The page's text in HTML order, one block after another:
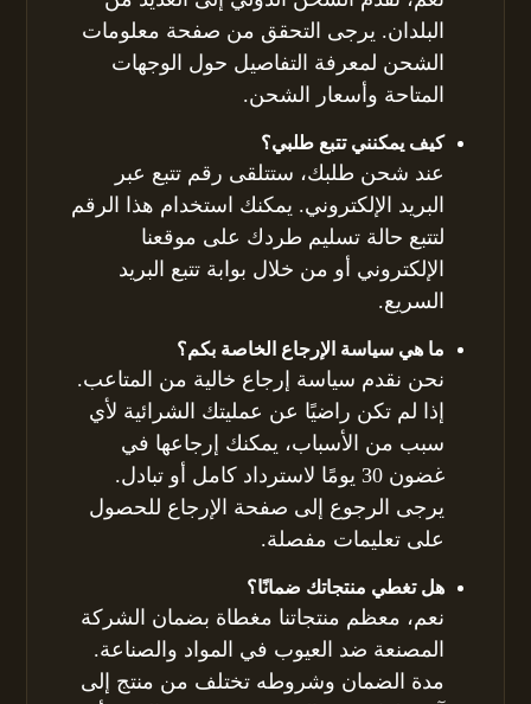
البلدان. يرجى التحقق من صفحة معلومات
الشحن لمعرفة التفاصيل حول الوجهات
المتاحة وأسعار الشحن.
كيف يمكنني تتبع طلبي؟
عند شحن طلبك، ستتلقى رقم تتبع عبر
البريد الإلكتروني. يمكنك استخدام هذا الرقم
لتتبع حالة تسليم طردك على موقعنا
الإلكتروني أو من خلال بوابة تتبع البريد
السريع.
ما هي سياسة الإرجاع الخاصة بكم؟
نحن نقدم سياسة إرجاع خالية من المتاعب.
إذا لم تكن راضيًا عن عمليتك الشرائية لأي
سبب من الأسباب، يمكنك إرجاعها في
غضون 30 يومًا لاسترداد كامل أو تبادل.
يرجى الرجوع إلى صفحة الإرجاع للحصول
على تعليمات مفصلة.
هل تغطي منتجاتك ضمانًا؟
نعم، معظم منتجاتنا مغطاة بضمان الشركة
المصنعة ضد العيوب في المواد والصناعة.
مدة الضمان وشروطه تختلف من منتج إلى